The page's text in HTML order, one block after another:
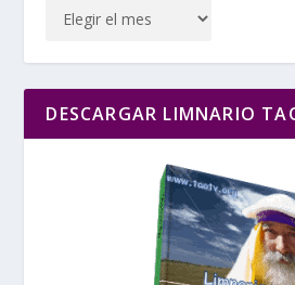
DESCARGAR LIMNARIO